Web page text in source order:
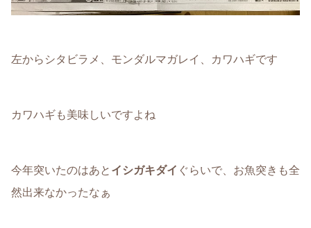
左からシタビラメ、モンダルマガレイ、カワハギです
カワハギも美味しいですよね
今年突いたのはあと イシガキダイ ぐらいで、お魚突きも全
然出来なかったなぁ